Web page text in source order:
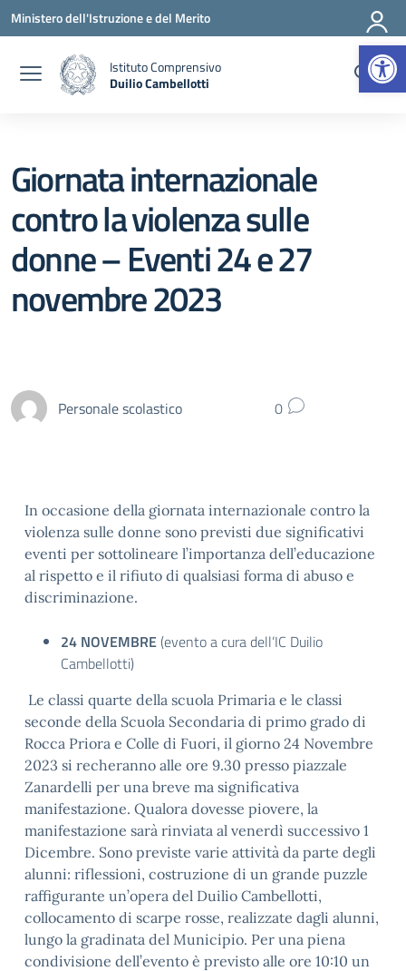
Vai ai contenuti
Vai al menu di navigazione
Vai al footer
Ministero dell'Istruzione e del Merito
Istituto Comprensivo
Duilio Cambellotti
Giornata internazionale
contro la violenza sulle
donne – Eventi 24 e 27
novembre 2023
Personale scolastico 0
In occasione della giornata internazionale contro la
violenza sulle donne sono previsti due significativi
eventi per sottolineare l’importanza dell’educazione
al rispetto e il rifiuto di qualsiasi forma di abuso e
discriminazione.
24 NOVEMBRE (evento a cura dell’IC Duilio
Cambellotti)
Le classi quarte della scuola Primaria e le classi
seconde della Scuola Secondaria di primo grado di
Rocca Priora e Colle di Fuori, il giorno 24 Novembre
2023 si recheranno alle ore 9.30 presso piazzale
Zanardelli per una breve ma significativa
manifestazione. Qualora dovesse piovere, la
manifestazione sarà rinviata al venerdì successivo 1
Dicembre. Sono previste varie attività da parte degli
alunni: riflessioni, costruzione di un grande puzzle
raffigurante un’opera del Duilio Cambellotti,
collocamento di scarpe rosse, realizzate dagli alunni,
lungo la gradinata del Municipio. Per una piena
condivisione dell’evento è previsto alle ore 10:10 un